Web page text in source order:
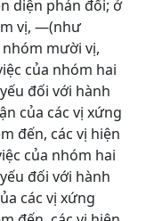
diện phản đối; ở
vị, ―(như
mười vị,
của nhóm hai
đối với hành
của các vị xứng
đến, các vị hiện
của nhóm hai
đối với hành
các vị xứng